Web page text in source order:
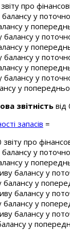
про
у
у
балансу у
у
балансу у
у
балансу у
у
звітність від
запасів =
про
у
у
балансу у
балансу у
балансу у
балансу у
балансу у
у